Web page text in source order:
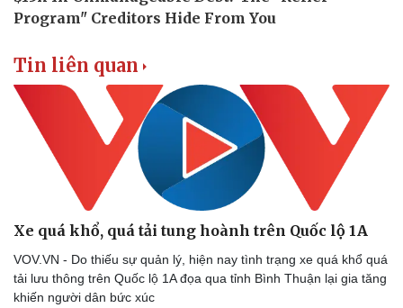
Hậu trường
Tin liên quan
Xe quá khổ, quá tải tung hoành trên Quốc lộ 1A
VOV.VN - Do thiếu sự quản lý, hiện nay tình trạng xe quá khổ quá
tải lưu thông trên Quốc lộ 1A đọa qua tỉnh Bình Thuận lại gia tăng
khiến người dân bức xúc